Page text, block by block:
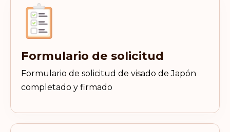
Formulario de solicitud
Formulario de solicitud de visado de Japón
completado y firmado